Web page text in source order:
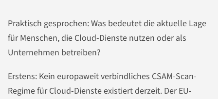
Praktisch gesprochen: Was bedeutet die aktuelle Lage
für Menschen, die Cloud-Dienste nutzen oder als
Unternehmen betreiben?
Erstens: Kein europaweit verbindliches CSAM-Scan-
Regime für Cloud-Dienste existiert derzeit. Der EU-